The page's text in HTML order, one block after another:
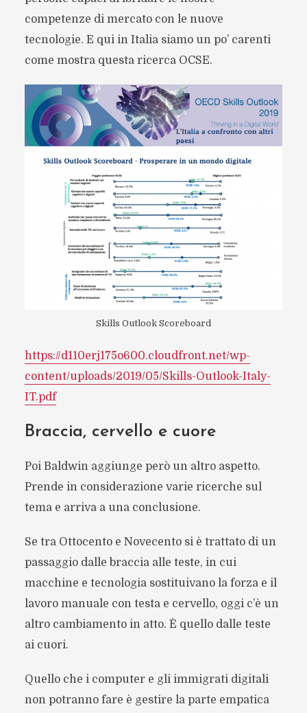
competenze di mercato con le nuove
tecnologie. E qui in Italia siamo un po’ carenti
come mostra questa ricerca OCSE.
Skills Outlook Scoreboard
https://d110erj175o600.cloudfront.net/wp-
content/uploads/2019/05/Skills-Outlook-Italy-
IT.pdf
Braccia, cervello e cuore
Poi Baldwin aggiunge però un altro aspetto.
Prende in considerazione varie ricerche sul
tema e arriva a una conclusione.
Se tra Ottocento e Novecento si è trattato di un
passaggio dalle braccia alle teste, in cui
macchine e tecnologia sostituivano la forza e il
lavoro manuale con testa e cervello, oggi c’è un
altro cambiamento in atto. È quello dalle teste
ai cuori.
Quello che i computer e gli immigrati digitali
non potranno fare è gestire la parte empatica